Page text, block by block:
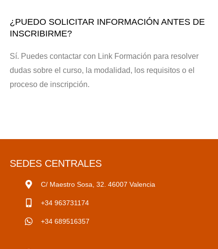
¿PUEDO SOLICITAR INFORMACIÓN ANTES DE
INSCRIBIRME?
Sí. Puedes contactar con Link Formación para resolver
dudas sobre el curso, la modalidad, los requisitos o el
proceso de inscripción.
SEDES CENTRALES
C/ Maestro Sosa, 32. 46007 Valencia
+34 963731174
+34 689516357